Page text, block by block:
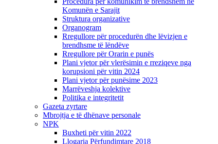
Komunën e Sarajit
Struktura organizative
Organogram
Rregullore për procedurën dhe lëvizjen e
brendhsme të lëndëve
Rregullore për Orarin e punës
Plani vjetor për vlerësimin e rreziqeve nga
korupsioni për vitin 2024
Plani vjetor për punësime 2023
Marrëveshja kolektive
Politika e integritetit
Gazeta zyrtare
Mbrojtja e të dhënave personale
NPK
Buxheti për vitin 2022
Llogaria Përfundimtare 2018